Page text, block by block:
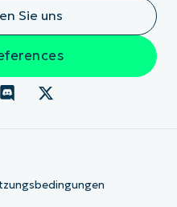
Sie uns